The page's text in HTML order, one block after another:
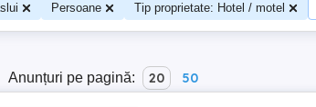
Persoane Tip proprietate: Hotel / motel
Anunțuri pe pagină: 20 50